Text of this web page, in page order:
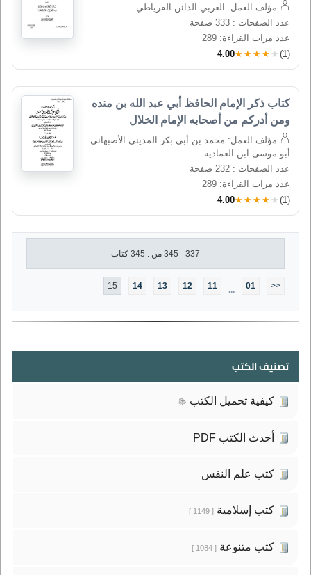
مؤلف العمل: العربي الدائن الفرياطي
عدد الصفحات : 333 صفحة
عدد مرات القراءة: 289
4.00★★★★★ (1)
ومن أدركم من أصحابه الإمام الخلال
مؤلف العمل: محمد بن أبي بكر المديني الأصبهاني
أبو موسى ابن العمادية
عدد الصفحات : 232 صفحة
عدد مرات القراءة: 289
4.00★★★★★ (1)
337 - 345 من : 345 كتاب
<<
01
...
15 14 13 12 11
تصنيف الكتب
كيفية تحميل الكتب 📚
أحدث الكتب PDF
كتب علم النفس
كتب إسلامية[ 1149 ]
كتب متنوعة[ 1084 ]